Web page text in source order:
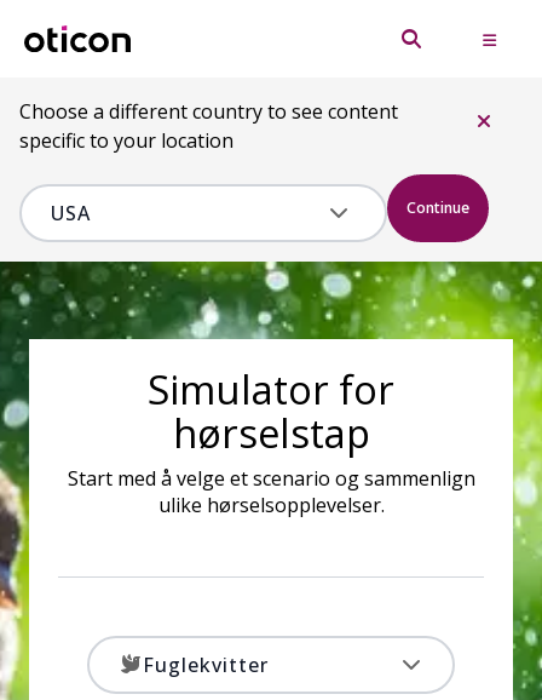
Choose a different country to see content
specific to your location
Continue
Simulator for
hørselstap
Start med å velge et scenario og sammenlign
ulike hørselsopplevelser.